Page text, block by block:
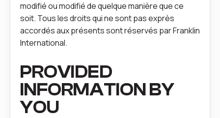
modifié ou modifié de quelque manière que ce
soit. Tous les droits qui ne sont pas exprès
accordés aux présents sont réservés par Franklin
International.
PROVIDED
INFORMATION BY
YOU